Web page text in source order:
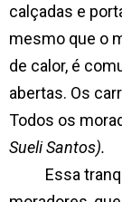
calçadas e
mesmo que o
de calor, é
abertas. Os
Todos os
Sueli Santos).
Essa